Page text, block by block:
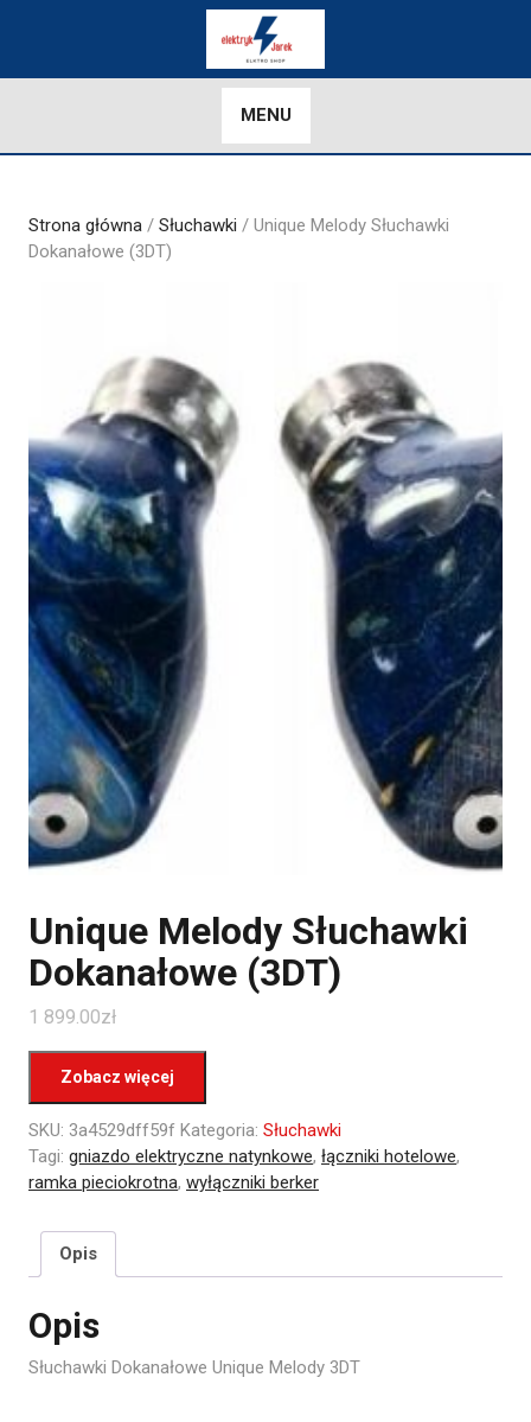
MENU
Strona główna / Słuchawki / Unique Melody Słuchawki
Dokanałowe (3DT)
Unique Melody Słuchawki
Dokanałowe (3DT)
1 899.00zł
Zobacz więcej
SKU: 3a4529dff59f Kategoria: Słuchawki
Tagi: gniazdo elektryczne natynkowe, łączniki hotelowe,
ramka pieciokrotna, wyłączniki berker
Opis
Opis
Słuchawki Dokanałowe Unique Melody 3DT